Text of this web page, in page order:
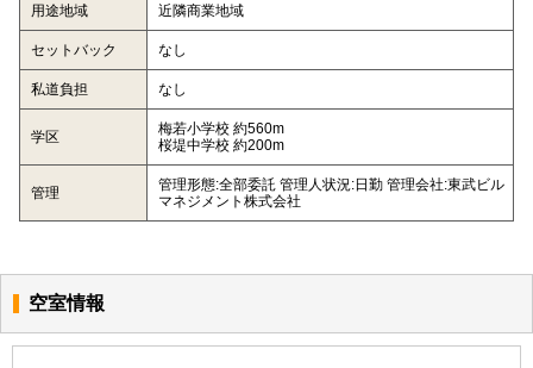
用途地域 近隣商業地域
セットバック なし
私道負担 なし
学区
梅若小学校 約560m
桜堤中学校 約200m
管理
管理形態:全部委託 管理人状況:日勤 管理会社:東武ビル
マネジメント株式会社
空室情報